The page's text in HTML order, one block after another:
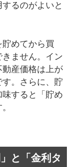
るのがよいと
めてから買
ません。イン
産価格は上が
。さらに、貯
すると「貯め
と「金利タ